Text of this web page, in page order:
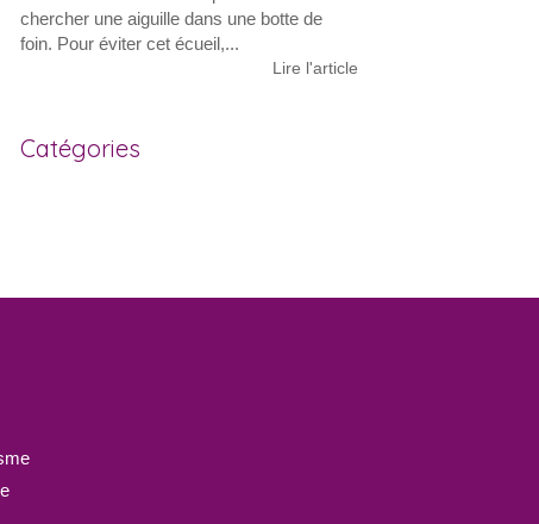
chercher une aiguille dans une botte de
foin. Pour éviter cet écueil,...
Lire l'article
Catégories